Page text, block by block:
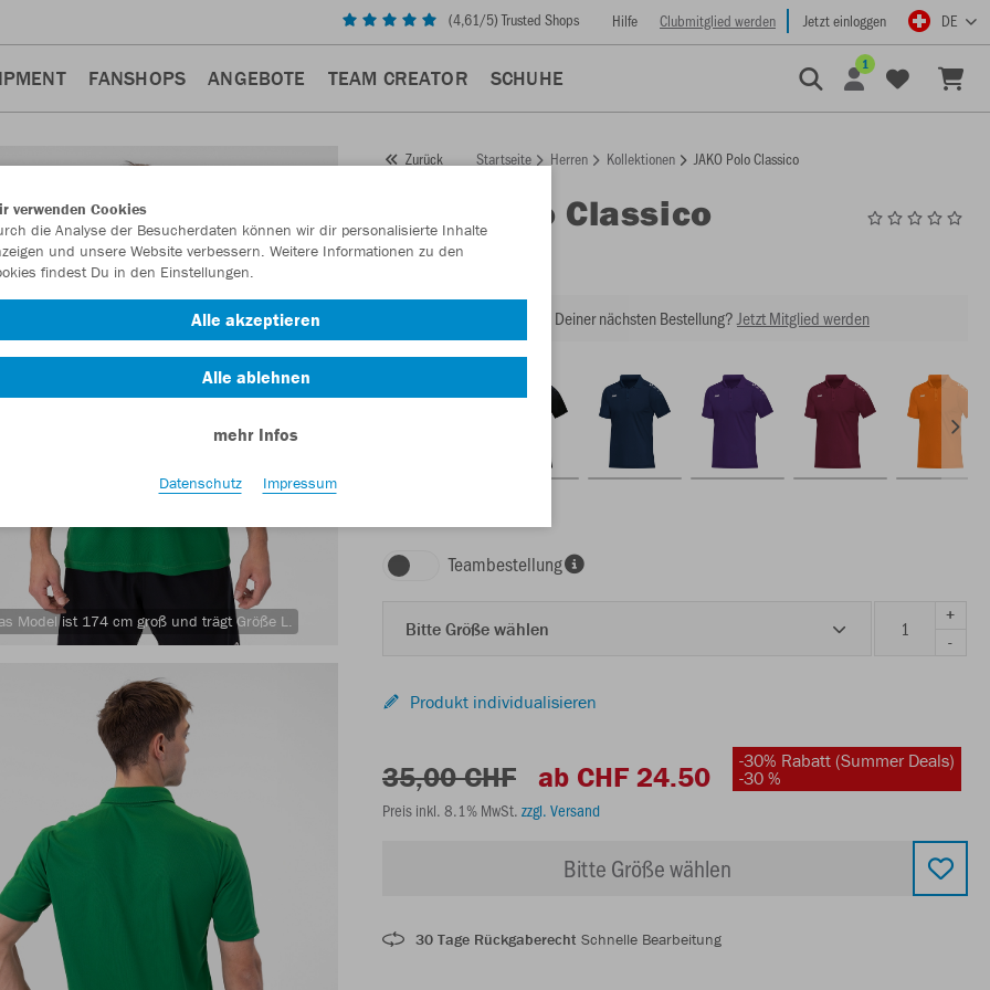
(4,61/5) Trusted Shops Hilfe Clubmitglied werden Jetzt einloggen DE
FANSHOPS ANGEBOTE TEAM CREATOR SCHUHE
1
Model ist 174 cm groß und trägt Größe L.
Zurück Startseite Herren Kollektionen JAKO Polo Classico
Polo Classico
Artikelnummer:
Lust auf 30% Rabatt bei Deiner nächsten Bestellung? Jetzt Mitglied werden
Teambestellung
Bitte Größe wählen
+
-
Produkt individualisieren
35,00 CHF ab CHF 24.50
-30% Rabatt (Summer Deals)
-30 %
Preis inkl. 8.1% MwSt. zzgl. Versand
Bitte Größe wählen
30 Tage Rückgaberecht Schnelle Bearbeitung
verwenden Cookies
die Analyse der Besucherdaten können wir dir personalisierte Inhalte
und unsere Website verbessern. Weitere Informationen zu den
findest Du in den Einstellungen.
Alle akzeptieren
Alle ablehnen
mehr Infos
Datenschutz Impressum